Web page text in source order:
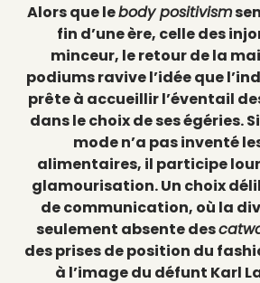
Alors que lebody positivism
fin d’une ère, celle des
minceur, le retour de la
podiums ravive l’idée que
prête à accueillir l’éventail
dans le choix de ses égéries.
mode n’a pas inventé
alimentaires, il participe
glamourisation. Un choix
de communication, où la
seulement absente des
des prises de position du
à l’image du défunt Karl